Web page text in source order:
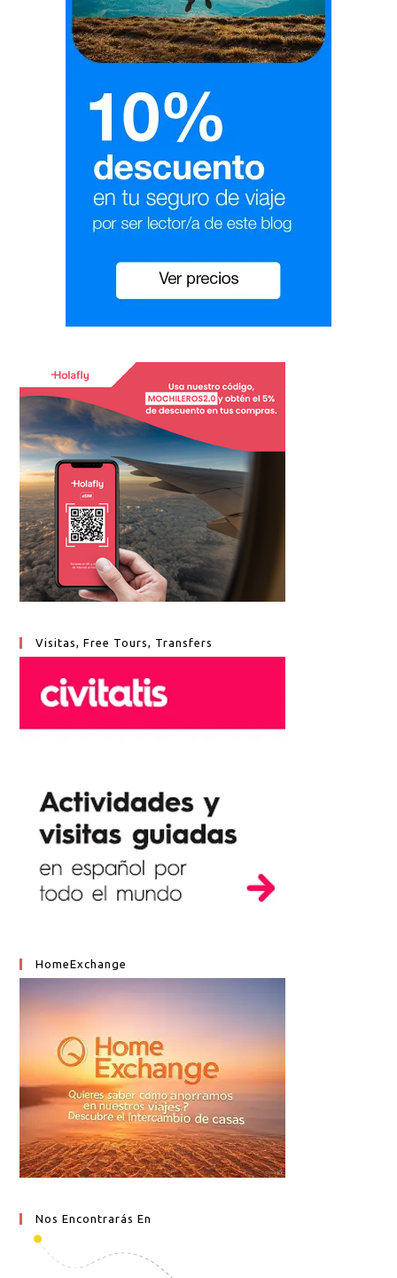
Visitas, Free Tours, Transfers
HomeExchange
Nos Encontrarás En